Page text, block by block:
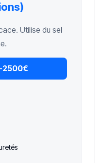
Utilise du sel
2500€